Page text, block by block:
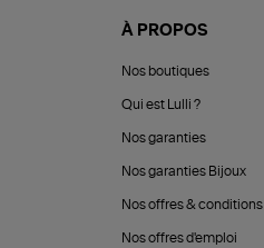
À PROPOS
Nos boutiques
Qui est Lulli ?
Nos garanties
Nos garanties Bijoux
Nos offres & conditions
Nos offres d'emploi